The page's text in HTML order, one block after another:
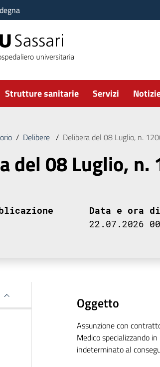
Strutture sanitarie Servizi
/ Delibere / Delibera del 08 Luglio, n.
del 08 Luglio, n.
Data e ora di
22.07.2026
Oggetto
Assunzione con
Medico specializzando
indeterminato al